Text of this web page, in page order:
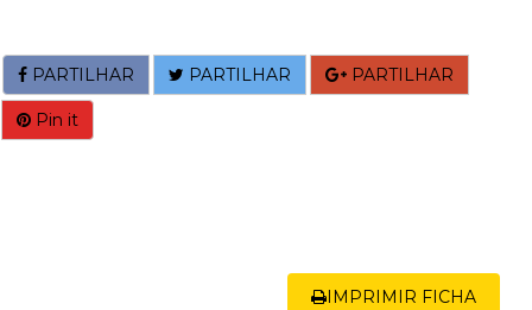
PARTILHAR PARTILHAR PARTILHAR
Pin it
IMPRIMIR FICHA